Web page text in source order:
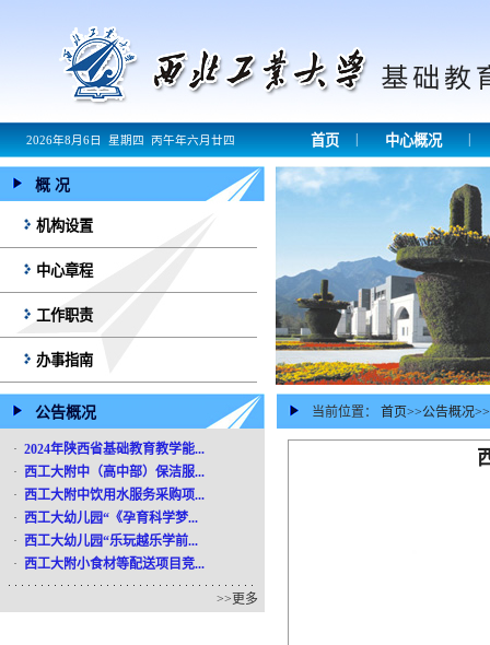
2026年8月6日 星期四 丙午年六月廿四 首页 中心概况
概 况
机构设置
中心章程
工作职责
办事指南
公告概况
· 2024年陕西省基础教育教学能...
· 西工大附中（高中部）保洁服...
· 西工大附中饮用水服务采购项...
· 西工大幼儿园“《孕育科学梦...
· 西工大幼儿园“乐玩越乐学前...
· 西工大附小食材等配送项目竞...
>>更多
当前位置： 首页>>公告概况>>